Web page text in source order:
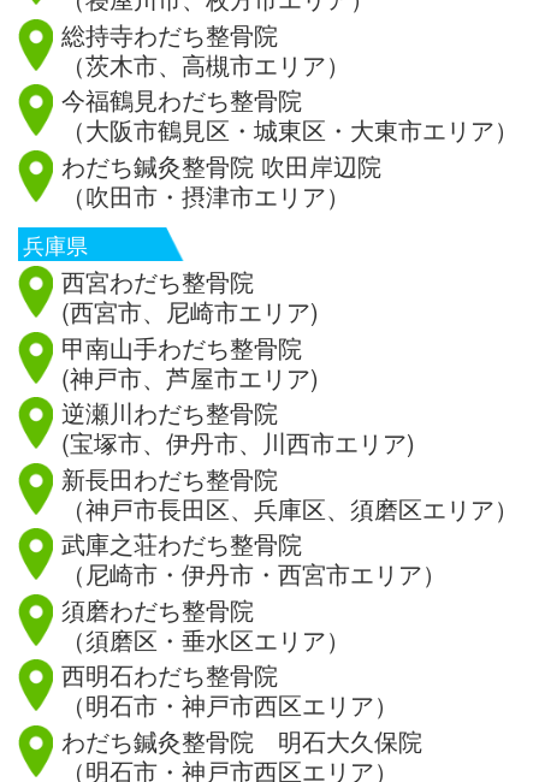
総持寺わだち整骨院
（茨木市、高槻市エリア）
今福鶴見わだち整骨院
（大阪市鶴見区・城東区・大東市エリア）
わだち鍼灸整骨院 吹田岸辺院
（吹田市・摂津市エリア）
兵庫県
西宮わだち整骨院
(西宮市、尼崎市エリア)
甲南山手わだち整骨院
(神戸市、芦屋市エリア)
逆瀬川わだち整骨院
(宝塚市、伊丹市、川西市エリア)
新長田わだち整骨院
（神戸市長田区、兵庫区、須磨区エリア）
武庫之荘わだち整骨院
（尼崎市・伊丹市・西宮市エリア）
須磨わだち整骨院
（須磨区・垂水区エリア）
西明石わだち整骨院
（明石市・神戸市西区エリア）
わだち鍼灸整骨院 明石大久保院
（明石市・神戸市西区エリア）